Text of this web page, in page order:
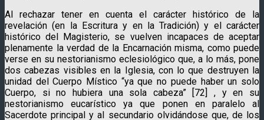
Al rechazar tener en cuenta el carácter histórico de la
revelación (en la Escritura y en la Tradición) y el carácter
histórico del Magisterio, se vuelven incapaces de aceptar
plenamente la verdad de la Encarnación misma, como puede
verse en su nestorianismo eclesiológico que, a lo más, pone
dos cabezas visibles en la Iglesia, con lo que destruyen la
unidad del Cuerpo Místico “ya que no puede haber un solo
Cuerpo, si no hubiera una sola cabeza” [72] , y en su
nestorianismo eucarístico ya que ponen en paralelo al
Sacerdote principal y al secundario olvidándose que, de los